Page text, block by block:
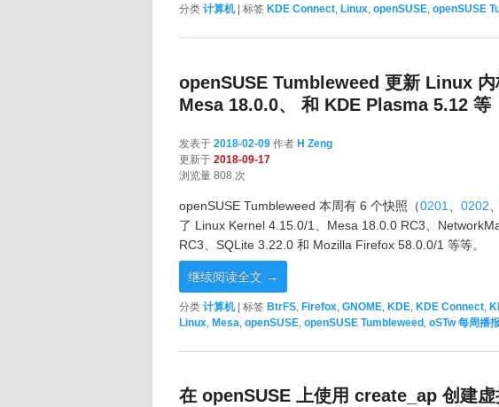
分类 计算机 标签 KDE Connect, Linux, openSUSE, openSUSE
openSUSE Tumbleweed 更新 Linux 内
Mesa 18.0.0、 和 KDE Plasma 5.12 等
发表于 2018-02-09 作者 H Zeng
更新于 2018-09-17
浏览量 808 次
openSUSE Tumbleweed 本周有 6 个快照（0201 0202
了 Linux Kernel 4.15.0/1、Mesa 18.0.0 RC3、
RC3、SQLite 3.22.0 和 Mozilla Firefox 58.0.0/1 等等。
继续阅读全文 →
分类 计算机 | 标签 BtrFS, Firefox, GNOME, KDE, KDE Connect,
Linux, Mesa, openSUSE, openSUSE Tumbleweed, oSTw 每周播
在 openSUSE 上使用 create_ap 创建